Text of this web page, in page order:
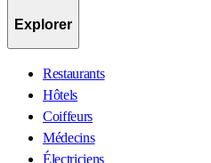
Explorer
Restaurants
Hôtels
Coiffeurs
Médecins
Électriciens